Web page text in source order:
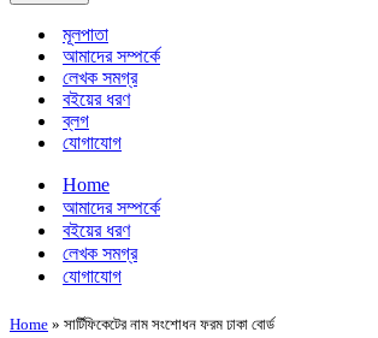
মূলপাতা
আমাদের সম্পর্কে
লেখক সমগ্র
বইয়ের ধরণ
ব্লগ
যোগাযোগ
Home
আমাদের সম্পর্কে
বইয়ের ধরণ
লেখক সমগ্র
যোগাযোগ
Home » সার্টিফিকেটের নাম সংশোধন ফরম ঢাকা বোর্ড